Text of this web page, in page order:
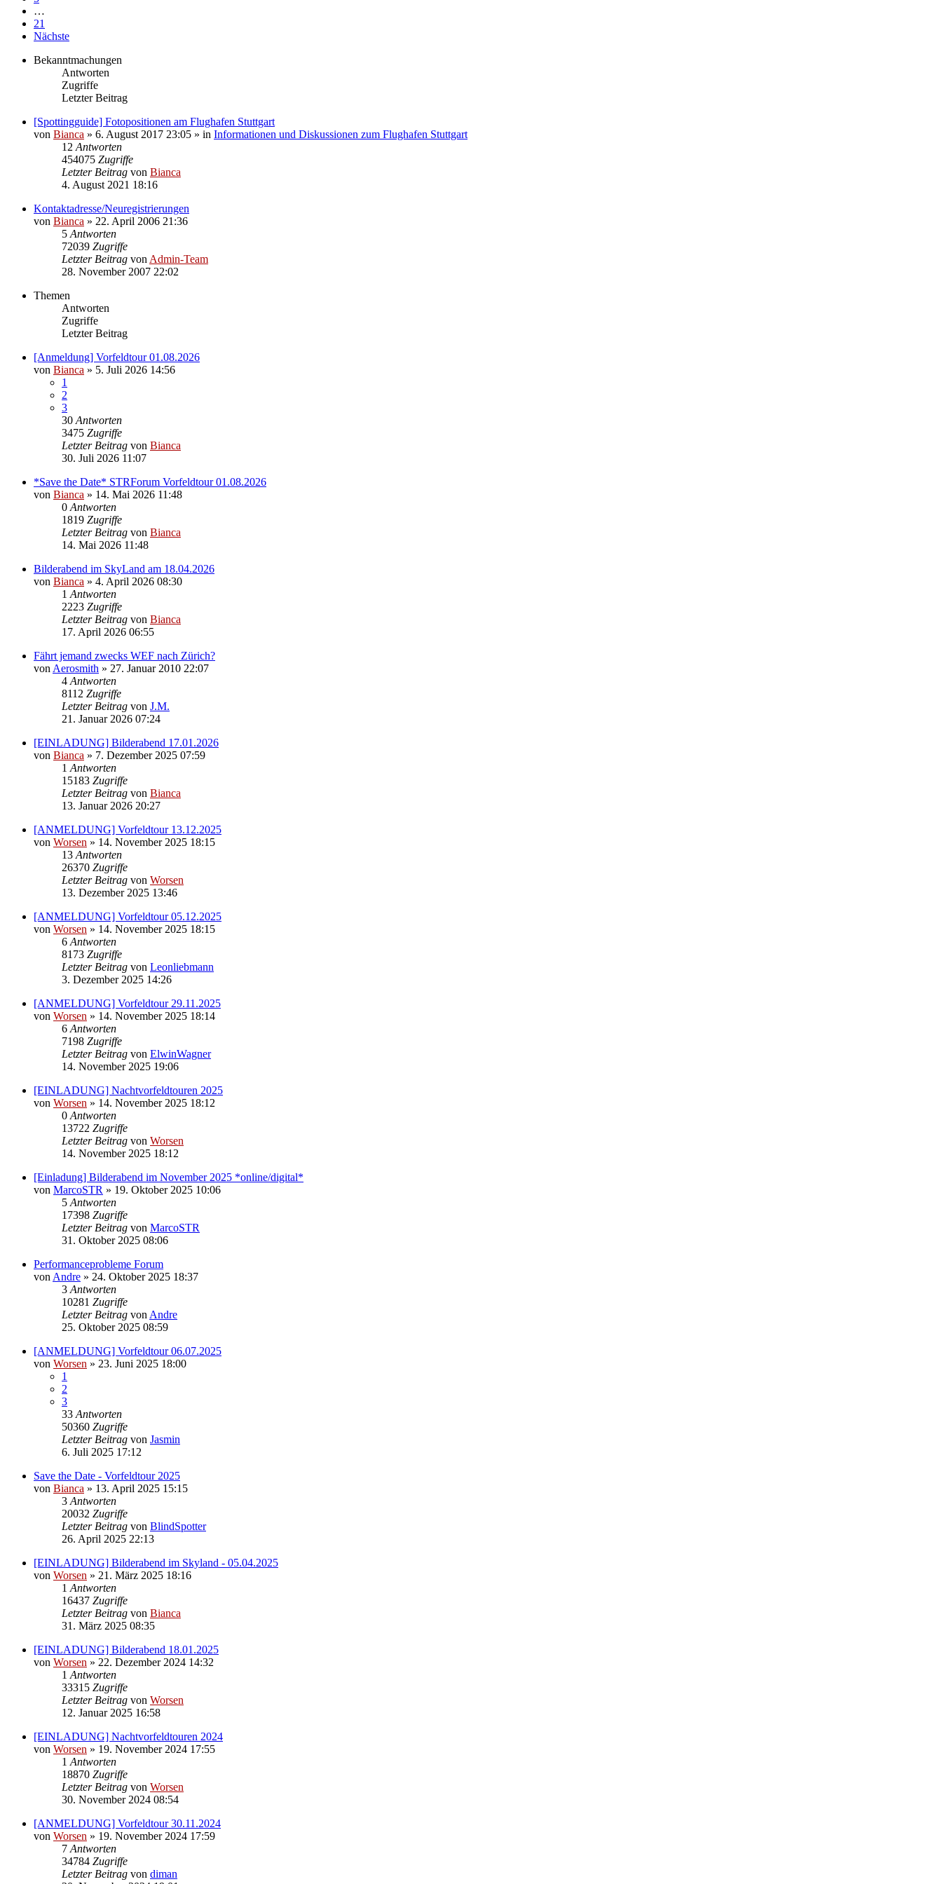
…
21
Nächste
Bekanntmachungen
Antworten
Zugriffe
Letzter Beitrag
[Spottingguide] Fotopositionen am Flughafen Stuttgart
von Bianca » 6. August 2017 23:05 » in Informationen und Diskussionen zum Flughafen Stuttgart
12 Antworten
454075 Zugriffe
Letzter Beitrag von Bianca
4. August 2021 18:16
Kontaktadresse/Neuregistrierungen
von Bianca » 22. April 2006 21:36
5 Antworten
72039 Zugriffe
Letzter Beitrag von Admin-Team
28. November 2007 22:02
Themen
Antworten
Zugriffe
Letzter Beitrag
[Anmeldung] Vorfeldtour 01.08.2026
von Bianca » 5. Juli 2026 14:56
1
2
3
30 Antworten
3475 Zugriffe
Letzter Beitrag von Bianca
30. Juli 2026 11:07
*Save the Date* STRForum Vorfeldtour 01.08.2026
von Bianca » 14. Mai 2026 11:48
0 Antworten
1819 Zugriffe
Letzter Beitrag von Bianca
14. Mai 2026 11:48
Bilderabend im SkyLand am 18.04.2026
von Bianca » 4. April 2026 08:30
1 Antworten
2223 Zugriffe
Letzter Beitrag von Bianca
17. April 2026 06:55
Fährt jemand zwecks WEF nach Zürich?
von Aerosmith » 27. Januar 2010 22:07
4 Antworten
8112 Zugriffe
Letzter Beitrag von J.M.
21. Januar 2026 07:24
[EINLADUNG] Bilderabend 17.01.2026
von Bianca » 7. Dezember 2025 07:59
1 Antworten
15183 Zugriffe
Letzter Beitrag von Bianca
13. Januar 2026 20:27
[ANMELDUNG] Vorfeldtour 13.12.2025
von Worsen » 14. November 2025 18:15
13 Antworten
26370 Zugriffe
Letzter Beitrag von Worsen
13. Dezember 2025 13:46
[ANMELDUNG] Vorfeldtour 05.12.2025
von Worsen » 14. November 2025 18:15
6 Antworten
8173 Zugriffe
Letzter Beitrag von Leonliebmann
3. Dezember 2025 14:26
[ANMELDUNG] Vorfeldtour 29.11.2025
von Worsen » 14. November 2025 18:14
6 Antworten
7198 Zugriffe
Letzter Beitrag von ElwinWagner
14. November 2025 19:06
[EINLADUNG] Nachtvorfeldtouren 2025
von Worsen » 14. November 2025 18:12
0 Antworten
13722 Zugriffe
Letzter Beitrag von Worsen
14. November 2025 18:12
[Einladung] Bilderabend im November 2025 *online/digital*
von MarcoSTR » 19. Oktober 2025 10:06
5 Antworten
17398 Zugriffe
Letzter Beitrag von MarcoSTR
31. Oktober 2025 08:06
Performanceprobleme Forum
von Andre » 24. Oktober 2025 18:37
3 Antworten
10281 Zugriffe
Letzter Beitrag von Andre
25. Oktober 2025 08:59
[ANMELDUNG] Vorfeldtour 06.07.2025
von Worsen » 23. Juni 2025 18:00
1
2
3
33 Antworten
50360 Zugriffe
Letzter Beitrag von Jasmin
6. Juli 2025 17:12
Save the Date - Vorfeldtour 2025
von Bianca » 13. April 2025 15:15
3 Antworten
20032 Zugriffe
Letzter Beitrag von BlindSpotter
26. April 2025 22:13
[EINLADUNG] Bilderabend im Skyland - 05.04.2025
von Worsen » 21. März 2025 18:16
1 Antworten
16437 Zugriffe
Letzter Beitrag von Bianca
31. März 2025 08:35
[EINLADUNG] Bilderabend 18.01.2025
von Worsen » 22. Dezember 2024 14:32
1 Antworten
33315 Zugriffe
Letzter Beitrag von Worsen
12. Januar 2025 16:58
[EINLADUNG] Nachtvorfeldtouren 2024
von Worsen » 19. November 2024 17:55
1 Antworten
18870 Zugriffe
Letzter Beitrag von Worsen
30. November 2024 08:54
[ANMELDUNG] Vorfeldtour 30.11.2024
von Worsen » 19. November 2024 17:59
7 Antworten
34784 Zugriffe
Letzter Beitrag von diman